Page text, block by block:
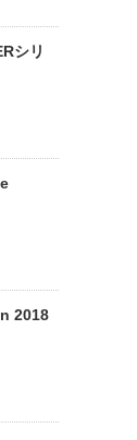
シリ
2018